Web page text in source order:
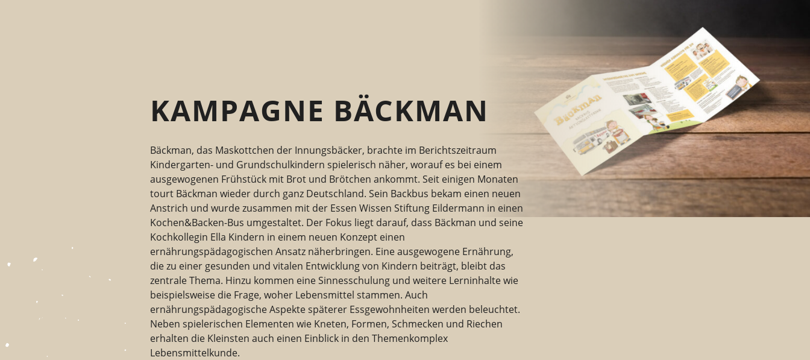
KAMPAGNE BÄCKMAN
Bäckman, das Maskottchen der Innungsbäcker, brachte im Berichtszeitraum
Kindergarten- und Grundschulkindern spielerisch näher, worauf es bei einem
ausgewogenen Frühstück mit Brot und Brötchen ankommt. Seit einigen Monaten
tourt Bäckman wieder durch ganz Deutschland. Sein Backbus bekam einen neuen
Anstrich und wurde zusammen mit der Essen Wissen Stiftung Eildermann in einen
Kochen&Backen-Bus umgestaltet. Der Fokus liegt darauf, dass Bäckman und seine
Kochkollegin Ella Kindern in einem neuen Konzept einen
ernährungspädagogischen Ansatz näherbringen. Eine ausgewogene Ernährung,
die zu einer gesunden und vitalen Entwicklung von Kindern beiträgt, bleibt das
zentrale Thema. Hinzu kommen eine Sinnesschulung und weitere Lerninhalte wie
beispielsweise die Frage, woher Lebensmittel stammen. Auch
ernährungspädagogische Aspekte späterer Essgewohnheiten werden beleuchtet.
Neben spielerischen Elementen wie Kneten, Formen, Schmecken und Riechen
erhalten die Kleinsten auch einen Einblick in den Themenkomplex
Lebensmittelkunde.